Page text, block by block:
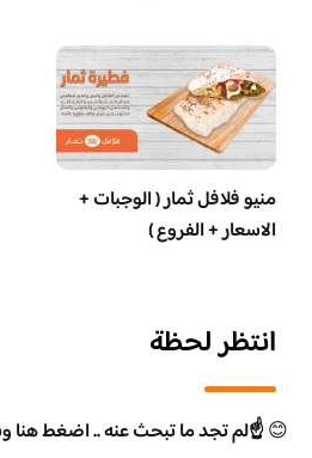
منيو فلافل ثمار ( الوجبات +
الاسعار + الفروع )
انتظر لحظة
😊☝️لم تجد ما تبحث عنه .. اضغط هنا